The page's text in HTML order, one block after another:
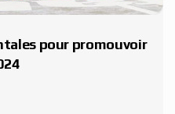
pour promouvoir